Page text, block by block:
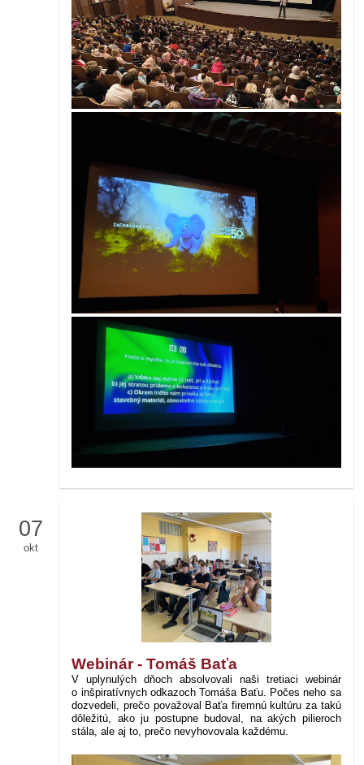
07
okt
Webinár - Tomáš Baťa
V uplynulých dňoch absolvovali naši tretiaci webinár
o inšpiratívnych odkazoch Tomáša Baťu. Počes neho sa
dozvedeli, prečo považoval Baťa firemnú kultúru za takú
dôležitú, ako ju postupne budoval, na akých pilieroch
stála, ale aj to, prečo nevyhovovala každému.